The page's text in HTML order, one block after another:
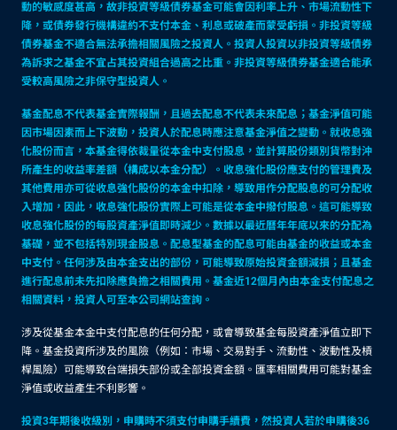
動的敏感度甚高，故非投資等級債券基金可能會因利率上升、市場流動性下
降，或債券發行機構違約不支付本金、利息或破產而蒙受虧損。非投資等級
債券基金不適合無法承擔相關風險之投資人。投資人投資以非投資等級債券
為訴求之基金不宜占其投資組合過高之比重。非投資等級債券基金適合能承
受較高風險之非保守型投資人。
基金配息不代表基金實際報酬，且過去配息不代表未來配息；基金淨值可能
因市場因素而上下波動，投資人於配息時應注意基金淨值之變動。就收息強
化股份而言，本基金得依裁量從本金中支付股息，並計算股份類別貨幣對沖
所產生的收益率差額（構成以本金分配）。收息強化股份應支付的管理費及
其他費用亦可從收息強化股份的本金中扣除，導致用作分配股息的可分配收
入增加，因此，收息強化股份實際上可能是從本金中撥付股息。這可能導致
收息強化股份的每股資產淨值即時減少。數據以最近曆年年底以來的分配為
基礎，並不包括特別現金股息。配息型基金的配息可能由基金的收益或本金
中支付。任何涉及由本金支出的部份，可能導致原始投資金額減損；且基金
進行配息前未先扣除應負擔之相關費用。基金近12個月內由本金支付配息之
相關資料，投資人可至本公司網站查詢。
涉及從基金本金中支付配息的任何分配，或會導致基金每股資產淨值立即下
降。基金投資所涉及的風險（例如：市場、交易對手、流動性、波動性及槓
桿風險）可能導致台端損失部份或全部投資金額。匯率相關費用可能對基金
淨值或收益產生不利影響。
投資3年期後收級別，申購時不須支付申購手續費，然投資人若於申購後36